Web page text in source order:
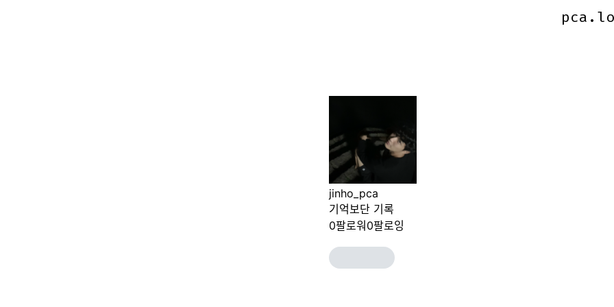
jinho_pca
기억보단 기록
0팔로워 0팔로잉